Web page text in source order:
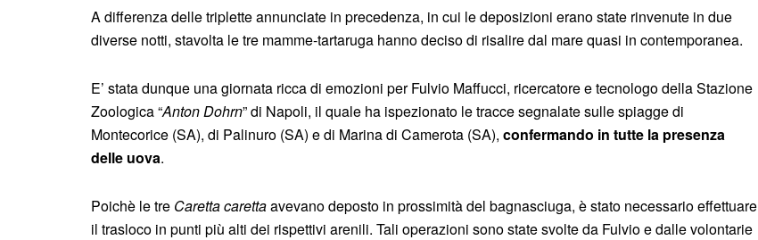
A differenza delle triplette annunciate in precedenza, in cui le deposizioni erano state rinvenute in due
diverse notti, stavolta le tre mamme-tartaruga hanno deciso di risalire dal mare quasi in contemporanea.
E’ stata dunque una giornata ricca di emozioni per Fulvio Maffucci, ricercatore e tecnologo della Stazione
Zoologica “Anton Dohrn” di Napoli, il quale ha ispezionato le tracce segnalate sulle spiagge di
Montecorice (SA), di Palinuro (SA) e di Marina di Camerota (SA), confermando in tutte la presenza
delle uova.
Poichè le tre Caretta carettaavevano deposto in prossimità del bagnasciuga, è stato necessario effettuare
il trasloco in punti più alti dei rispettivi arenili. Tali operazioni sono state svolte da Fulvio e dalle volontarie